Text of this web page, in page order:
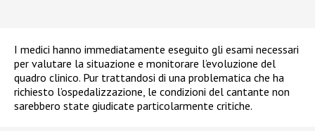
I medici hanno immediatamente eseguito gli esami necessari
per valutare la situazione e monitorare l’evoluzione del
quadro clinico. Pur trattandosi di una problematica che ha
richiesto l’ospedalizzazione, le condizioni del cantante non
sarebbero state giudicate particolarmente critiche.